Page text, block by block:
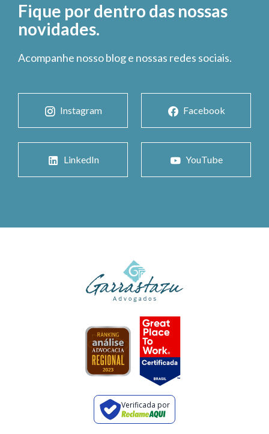
Fique por dentro das nossas
novidades.
Acompanhe nosso blog e nossas redes sociais.
Instagram Facebook
LinkedIn YouTube
Verificada por